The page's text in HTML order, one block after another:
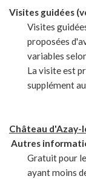
Visites guidées
Visites
proposées
variables
La visite est
supplément
Château d'Azay-
Autres
Gratuit pour
ayant moins